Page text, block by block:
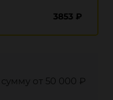
3853 ₽
от 50 000 ₽